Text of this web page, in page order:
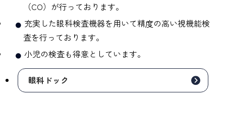
（CO）が行っております。
充実した眼科検査機器を用いて精度の高い視機能検
査を行っております。
小児の検査も得意としています。
眼科ドック